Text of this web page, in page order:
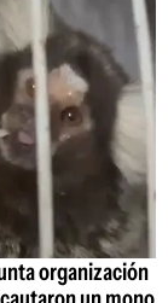
organización